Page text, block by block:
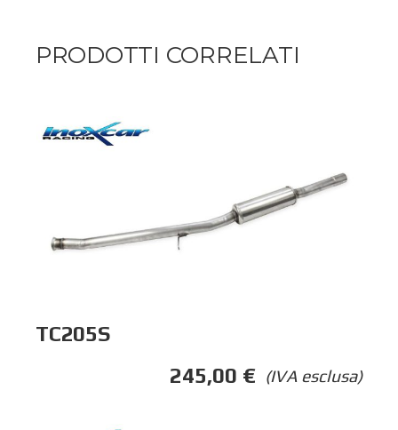
PRODOTTI CORRELATI
TC205S
(IVA esclusa)
245,00 €